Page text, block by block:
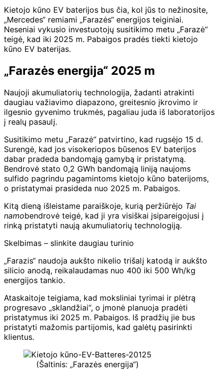
Kietojo kūno EV baterijos bus čia, kol jūs to nežinosite,
„Mercedes“ remiami „Farazės“ energijos teiginiai.
Neseniai vykusio investuotojų susitikimo metu „Farazė“
teigė, kad iki 2025 m. Pabaigos pradės tiekti kietojo
kūno EV baterijas.
„Farazės energija“ 2025 m
Naujoji akumuliatorių technologija, žadanti atrakinti
daugiau važiavimo diapazono, greitesnio įkrovimo ir
ilgesnio gyvenimo trukmės, pagaliau juda iš laboratorijos
į realų pasaulį.
Susitikimo metu „Farazė“ patvirtino, kad rugsėjo 15 d.
Surengė, kad jos visokeriopos būsenos EV baterijos
dabar pradeda bandomąją gamybą ir pristatymą.
Bendrovė stato 0,2 GWh bandomąją liniją naujoms
sulfido pagrindu pagamintoms kietojo kūno baterijoms,
o pristatymai prasideda nuo 2025 m. Pabaigos.
Kitą dieną išleistame paraiškoje, kurią peržiūrėjo Tai
namobendrovė teigė, kad ji yra visiškai įsipareigojusi į
rinką pristatyti naują akumuliatorių technologiją.
Skelbimas – slinkite daugiau turinio
„Farazis“ naudoja aukšto nikelio trišalį katodą ir aukšto
silicio anodą, reikalaudamas nuo 400 iki 500 Wh/kg
energijos tankio.
Ataskaitoje teigiama, kad moksliniai tyrimai ir plėtrą
progresavo „sklandžiai“, o įmonė planuoja pradėti
pristatymus iki 2025 m. Pabaigos. Iš pradžių jie bus
pristatyti mažomis partijomis, kad galėtų pasirinkti
klientus.
(Šaltinis: „Farazės energija“)